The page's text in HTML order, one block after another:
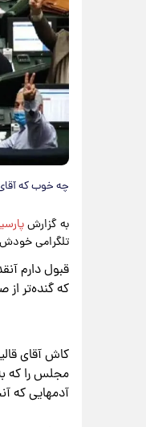
​چه خوب که آقای
به گزارش
تلگرامی
قبول دارم
که گنده‌تر از صندلی ۲۸۹ نماینده دیگر است افتخار می‌کند؟ یا آقای
کاش آقای
مجلس را که
آدمهایی که